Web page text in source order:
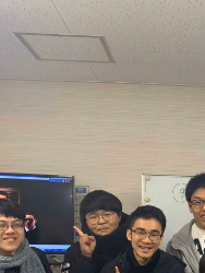
： 護理 加拿大RO